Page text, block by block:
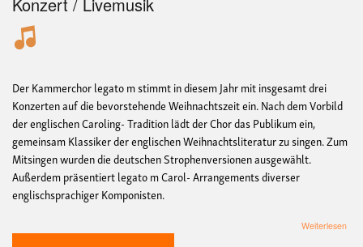
Der Kammerchor legato m stimmt in diesem Jahr mit insgesamt drei
Konzerten auf die bevorstehende Weihnachtszeit ein. Nach dem Vorbild
der englischen Caroling- Tradition lädt der Chor das Publikum ein,
gemeinsam Klassiker der englischen Weihnachtsliteratur zu singen. Zum
Mitsingen wurden die deutschen Strophenversionen ausgewählt.
Außerdem präsentiert legato m Carol- Arrangements diverser
englischsprachiger Komponisten.
Weiterlesen